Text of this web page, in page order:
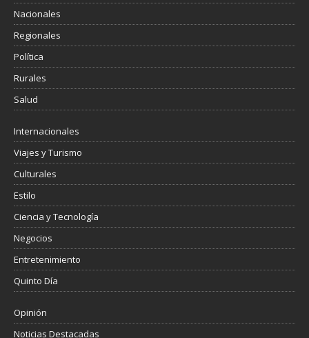
Nacionales
Regionales
Política
Rurales
Salud
Internacionales
Viajes y Turismo
Culturales
Estilo
Ciencia y Tecnología
Negocios
Entretenimiento
Quinto Día
Opinión
Noticias Destacadas